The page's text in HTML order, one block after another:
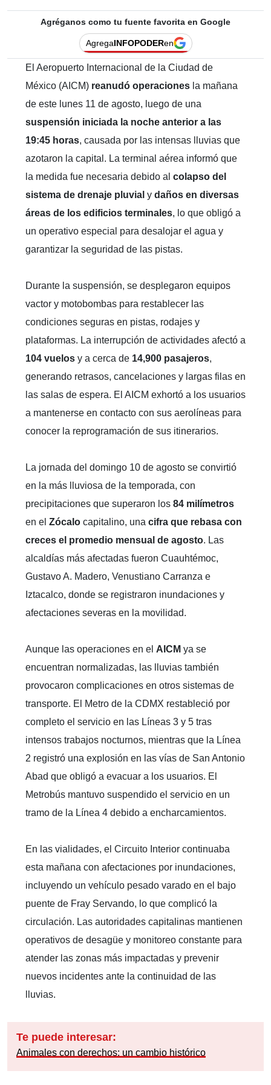
Agréganos como tu fuente favorita en Google
AgregaINFOPODERen
El Aeropuerto Internacional de la Ciudad de
México (AICM) reanudó operaciones la mañana
de este lunes 11 de agosto, luego de una
suspensión iniciada la noche anterior a las
19:45 horas, causada por las intensas lluvias que
azotaron la capital. La terminal aérea informó que
la medida fue necesaria debido al colapso del
sistema de drenaje pluvial y daños en diversas
áreas de los edificios terminales, lo que obligó a
un operativo especial para desalojar el agua y
garantizar la seguridad de las pistas.
Durante la suspensión, se desplegaron equipos
vactor y motobombas para restablecer las
condiciones seguras en pistas, rodajes y
plataformas. La interrupción de actividades afectó a
104 vuelos y a cerca de 14,900 pasajeros,
generando retrasos, cancelaciones y largas filas en
las salas de espera. El AICM exhortó a los usuarios
a mantenerse en contacto con sus aerolíneas para
conocer la reprogramación de sus itinerarios.
La jornada del domingo 10 de agosto se convirtió
en la más lluviosa de la temporada, con
precipitaciones que superaron los 84 milímetros
en el Zócalo capitalino, una cifra que rebasa con
creces el promedio mensual de agosto. Las
alcaldías más afectadas fueron Cuauhtémoc,
Gustavo A. Madero, Venustiano Carranza e
Iztacalco, donde se registraron inundaciones y
afectaciones severas en la movilidad.
Aunque las operaciones en el AICM ya se
encuentran normalizadas, las lluvias también
provocaron complicaciones en otros sistemas de
transporte. El Metro de la CDMX restableció por
completo el servicio en las Líneas 3 y 5 tras
intensos trabajos nocturnos, mientras que la Línea
2 registró una explosión en las vías de San Antonio
Abad que obligó a evacuar a los usuarios. El
Metrobús mantuvo suspendido el servicio en un
tramo de la Línea 4 debido a encharcamientos.
En las vialidades, el Circuito Interior continuaba
esta mañana con afectaciones por inundaciones,
incluyendo un vehículo pesado varado en el bajo
puente de Fray Servando, lo que complicó la
circulación. Las autoridades capitalinas mantienen
operativos de desagüe y monitoreo constante para
atender las zonas más impactadas y prevenir
nuevos incidentes ante la continuidad de las
lluvias.
Te puede interesar:
Animales con derechos: un cambio histórico